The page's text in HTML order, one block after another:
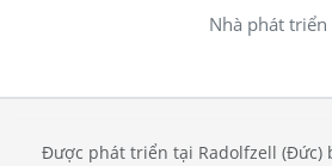
Nhà phát triển
Được phát triển tại Radolfzell (Đức)